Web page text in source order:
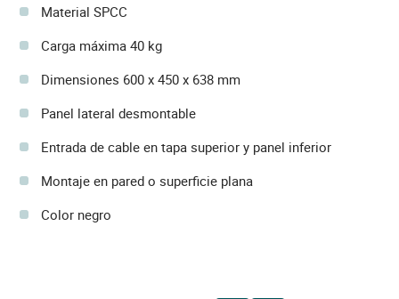
Material SPCC
Carga máxima 40 kg
Dimensiones 600 x 450 x 638 mm
Panel lateral desmontable
Entrada de cable en tapa superior y panel inferior
Montaje en pared o superficie plana
Color negro